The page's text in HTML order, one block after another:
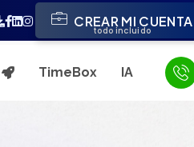
CREAR MI CUENTA
todo incluido
TimeBox IA